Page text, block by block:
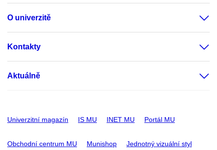
O univerzitě
Kontakty
Aktuálně
Univerzitní magazín IS MU INET MU Portál MU
Obchodní centrum MU Munishop Jednotný vizuální styl